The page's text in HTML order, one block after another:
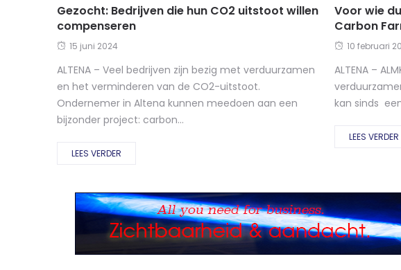
Gezocht: Bedrijven die hun CO2 uitstoot willen
compenseren
15 juni 2024
ALTENA – Veel bedrijven zijn bezig met verduurzamen
en het verminderen van de CO2-uitstoot.
Ondernemer in Altena kunnen meedoen aan een
bijzonder project: carbon...
LEES VERDER
Voor wie
Carbon
10 februari
ALTENA –
kan sinds
LEES VERDER